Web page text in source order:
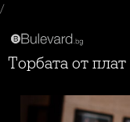
/
Торбата от